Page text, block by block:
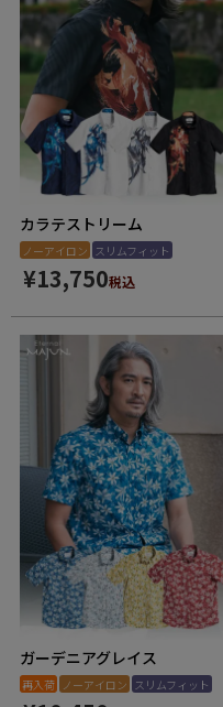
カラテストリーム
ノーアイロン スリムフィット
¥13,750税込
ガーデニアグレイス
再入荷 ノーアイロン スリムフィット